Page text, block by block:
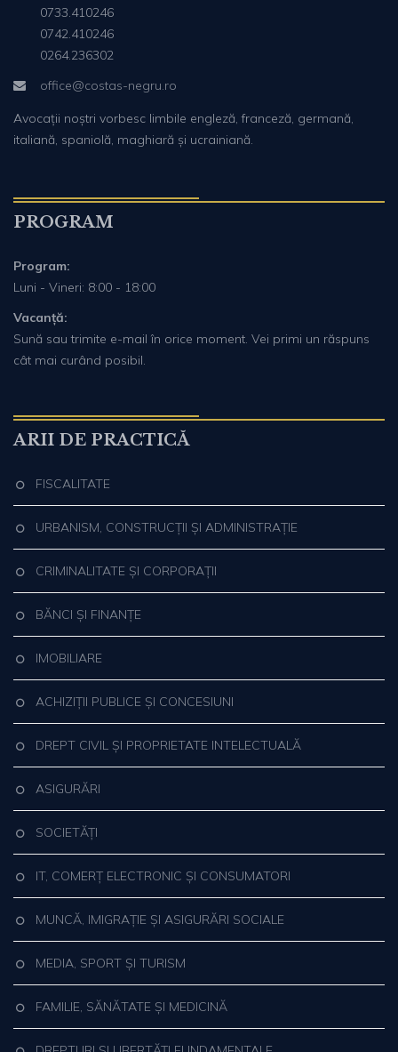
0733.410246
0742.410246
0264.236302
office@costas-negru.ro
Avocații noștri vorbesc limbile engleză, franceză, germană,
italiană, spaniolă, maghiară și ucrainiană.
PROGRAM
Program:
Luni - Vineri: 8:00 - 18:00
Vacanță:
Sună sau trimite e-mail în orice moment. Vei primi un răspuns
cât mai curând posibil.
ARII DE PRACTICĂ
FISCALITATE
URBANISM, CONSTRUCȚII ȘI ADMINISTRAȚIE
CRIMINALITATE ȘI CORPORAȚII
BĂNCI ȘI FINANȚE
IMOBILIARE
ACHIZIȚII PUBLICE ȘI CONCESIUNI
DREPT CIVIL ȘI PROPRIETATE INTELECTUALĂ
ASIGURĂRI
SOCIETĂȚI
IT, COMERȚ ELECTRONIC ȘI CONSUMATORI
MUNCĂ, IMIGRAȚIE ȘI ASIGURĂRI SOCIALE
MEDIA, SPORT ȘI TURISM
FAMILIE, SĂNĂTATE ȘI MEDICINĂ